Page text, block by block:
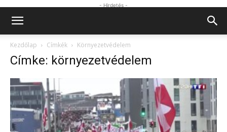
- Hirdetés -
Kezdőlap Címkék Környezetvédelem
Címke: környezetvédelem